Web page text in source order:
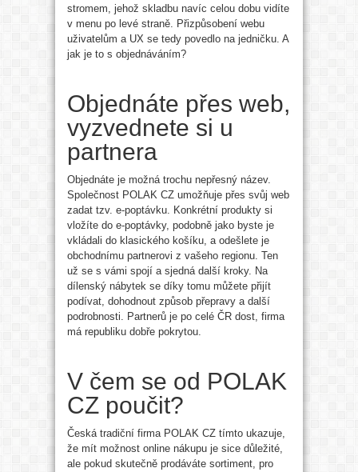
stromem, jehož skladbu navíc celou dobu vidíte
v menu po levé straně. Přizpůsobení webu
uživatelům a UX se tedy povedlo na jedničku. A
jak je to s objednáváním?
Objednáte přes web,
vyzvednete si u
partnera
Objednáte je možná trochu nepřesný název.
Společnost POLAK CZ umožňuje přes svůj web
zadat tzv. e-poptávku. Konkrétní produkty si
vložíte do e-poptávky, podobně jako byste je
vkládali do klasického košíku, a odešlete je
obchodnímu partnerovi z vašeho regionu. Ten
už se s vámi spojí a sjedná další kroky. Na
dílenský nábytek se díky tomu můžete přijít
podívat, dohodnout způsob přepravy a další
podrobnosti. Partnerů je po celé ČR dost, firma
má republiku dobře pokrytou.
V čem se od POLAK
CZ poučit?
Česká tradiční firma POLAK CZ tímto ukazuje,
že mít možnost online nákupu je sice důležité,
ale pokud skutečně prodáváte sortiment, pro